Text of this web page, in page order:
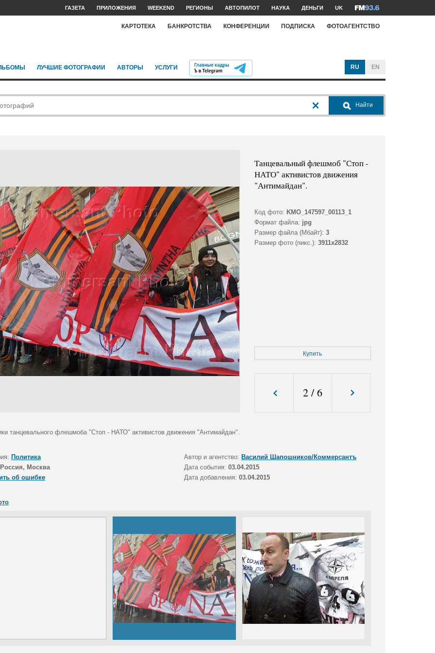
ГАЗЕТА ПРИЛОЖЕНИЯ WEEKEND РЕГИОНЫ АВТОПИЛОТ НАУКА ДЕНЬГИ UK
КАРТОТЕКА БАНКРОТСТВА КОНФЕРЕНЦИИ ПОДПИСКА ФОТОАГЕНТСТВО
ЛУЧШИЕ ФОТОГРАФИИ АВТОРЫ УСЛУГИ RU EN
Найти
Танцевальный флешмоб "Стоп -
НАТО" активистов движения
"Антимайдан".
Код фото: KMO_147597_00113_1
Формат файла: jpg
Размер файла (Мбайт): 3
Размер фото (пикс.): 3911x2832
Купить
2/6
танцевального флешмоба "Стоп - НАТО" активистов движения "Антимайдан".
Политика Автор и агентство: Василий Шапошников/Коммерсантъ
Россия, Москва Дата события: 03.04.2015
об ошибке
Дата добавления: 03.04.2015